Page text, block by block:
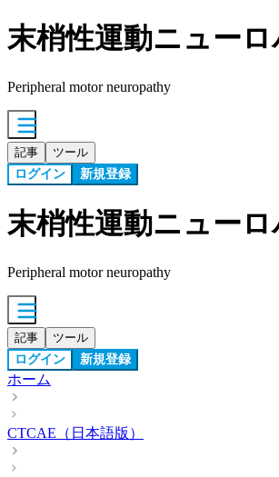
末梢性運動ニュー
Peripheral motor neuropathy
記事 ツール
ログイン 新規登録
末梢性運動ニュー
Peripheral motor neuropathy
記事 ツール
ログイン 新規登録
ホーム
CTCAE（日本語版）